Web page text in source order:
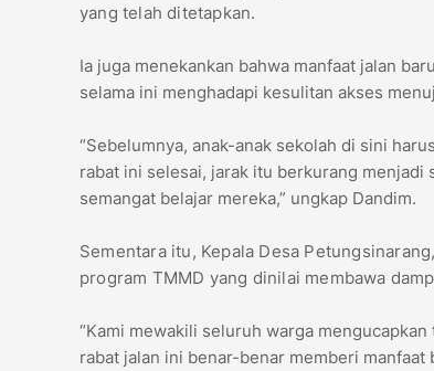
yang telah ditetapkan.
Ia juga menekankan bahwa manfaat jalan
selama ini menghadapi kesulitan akses
“Sebelumnya, anak-anak sekolah di sini
rabat ini selesai, jarak itu berkurang
semangat belajar mereka,” ungkap Dandim.
Sementara itu, Kepala Desa
program TMMD yang dinilai membawa
“Kami mewakili seluruh warga
rabat jalan ini benar-benar memberi